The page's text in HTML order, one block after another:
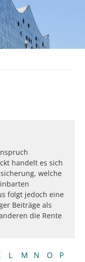
L M N O
P
handelt es sich
welche
folgt jedoch eine
Beiträge als
die Rente